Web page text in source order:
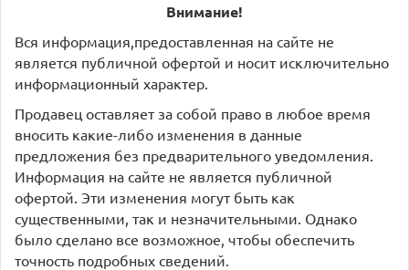
Внимание!
Вся информация,предоставленная на сайте не
является публичной офертой и носит исключительно
информационный характер.
Продавец оставляет за собой право в любое время
вносить какие-либо изменения в данные
предложения без предварительного уведомления.
Информация на сайте не является публичной
офертой. Эти изменения могут быть как
существенными, так и незначительными. Однако
было сделано все возможное, чтобы обеспечить
точность подробных сведений.